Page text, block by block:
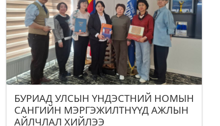
БУРИАД УЛСЫН ҮНДЭСТНИЙ НОМЫН
САНГИЙН МЭРГЭЖИЛТНҮҮД АЖЛЫН
АЙЛЧЛАЛ ХИЙЛЭЭ